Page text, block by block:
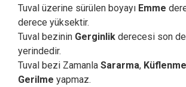
Tuval üzerine sürülen boyayı Emme
derece yüksektir.
Tuval bezinin Gerginlik derecesi son
yerindedir.
Tuval bezi Zamanla Sararma, Küflenme
Gerilme yapmaz.